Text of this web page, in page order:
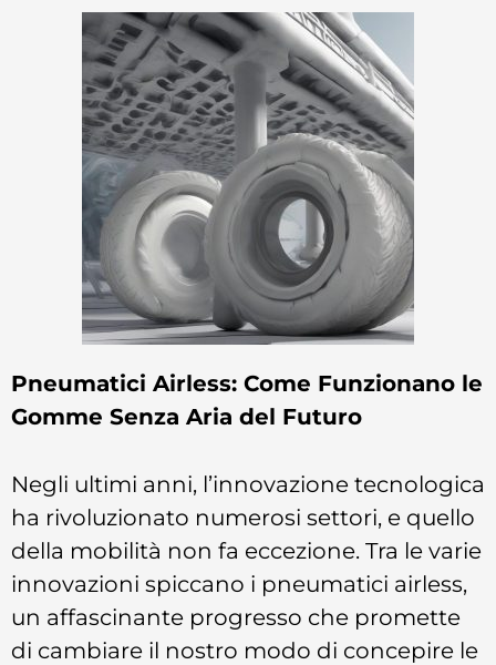
Pneumatici Airless: Come Funzionano le
Gomme Senza Aria del Futuro
Negli ultimi anni, l’innovazione tecnologica
ha rivoluzionato numerosi settori, e quello
della mobilità non fa eccezione. Tra le varie
innovazioni spiccano i pneumatici airless,
un affascinante progresso che promette
di cambiare il nostro modo di concepire le